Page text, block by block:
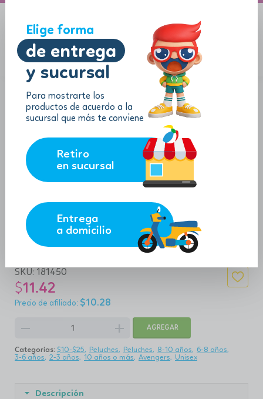
Elige forma
de entrega
y sucursal
Para mostrarte los
productos de acuerdo a la
sucursal que más te conviene
Retiro
en sucursal
Entrega
a domicilio
Ty Beanie Babies Marvel - Peluche
SKU: 181450
$11.42
$10.28
remove add AGREGAR
Categorías: $10-$25 Peluches Peluches 8-10 años
6-8 años
3-6 años 2-3 años 10 años o más Avengers Unisex
Descripción